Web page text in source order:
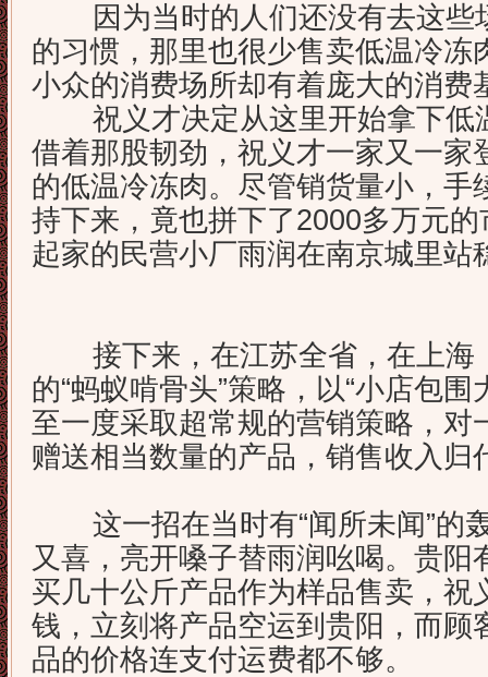
因为当时的人们还没有去这些
的习惯，那里也很少售卖低温冷冻
小众的消费场所却有着庞大的消费
祝义才决定从这里开始拿下低
借着那股韧劲，祝义才一家又一家
的低温冷冻肉。尽管销货量小，手
持下来，竟也拼下了2000多万元
起家的民营小厂雨润在南京城里站
接下来，在江苏全省，在上海
的“蚂蚁啃骨头”策略，以“小店包
至一度采取超常规的营销策略，对
赠送相当数量的产品，销售收入归
这一招在当时有“闻所未闻”的
又喜，亮开嗓子替雨润吆喝。贵阳
买几十公斤产品作为样品售卖，祝
钱，立刻将产品空运到贵阳，而顾
品的价格连支付运费都不够。